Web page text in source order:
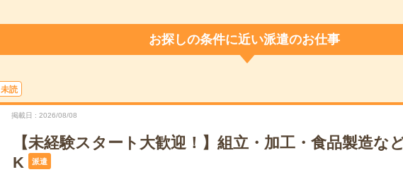
お探しの条件に近い派遣のお仕事
未読
掲載日 2026/08/08
【未経験スタート大歓迎！】組立・加工・食品製造な
K
派遣